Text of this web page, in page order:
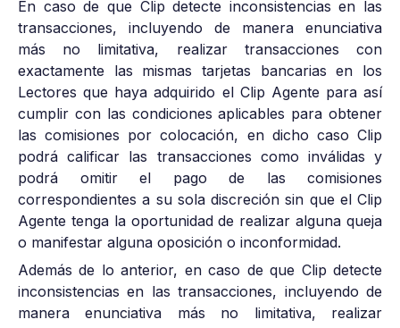
En caso de que Clip detecte inconsistencias en las
transacciones, incluyendo de manera enunciativa
más no limitativa, realizar transacciones con
exactamente las mismas tarjetas bancarias en los
Lectores que haya adquirido el Clip Agente para así
cumplir con las condiciones aplicables para obtener
las comisiones por colocación, en dicho caso Clip
podrá calificar las transacciones como inválidas y
podrá omitir el pago de las comisiones
correspondientes a su sola discreción sin que el Clip
Agente tenga la oportunidad de realizar alguna queja
o manifestar alguna oposición o inconformidad.
Además de lo anterior, en caso de que Clip detecte
inconsistencias en las transacciones, incluyendo de
manera enunciativa más no limitativa, realizar